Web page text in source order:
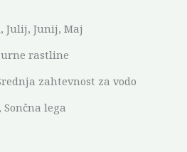
Julij, Junij, Maj
rastline
zahtevnost za vodo
lega